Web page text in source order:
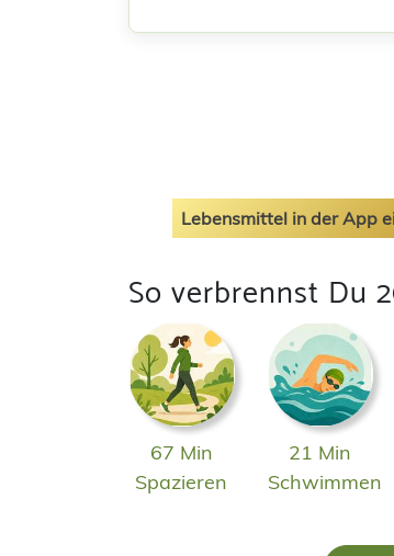
Lebensmittel in der App
So verbrennst Du
67 Min
Spazieren
21 Min
Schwimmen